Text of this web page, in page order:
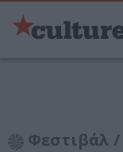
Φεστιβάλ /